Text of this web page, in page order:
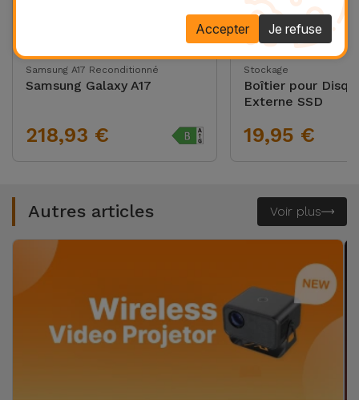
Samsung A17 Reconditionné
Samsung Galaxy A17
218,93 €
Stockage
Boîtier pour
Externe SSD
19,95 €
Autres articles Voir plus
Je refuse
Accepter